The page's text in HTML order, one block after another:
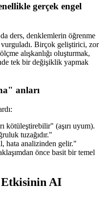
gerçek engel
ders, denklemlerin öğrenme
vurguladı. Birçok geliştirici, zor
alışkanlığı oluşturmak,
tek bir değişiklik yapmak
anları
kötüleştirebilir" (aşırı uyum).
tuzağıdır."
hata analizinden gelir."
önce basit bir temel
AI